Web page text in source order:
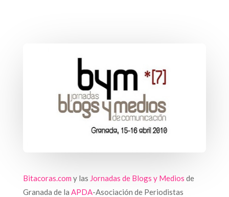
Bitacoras.com y las Jornadas de Blogs y Medios de
Granada de la APDA-Asociación de Periodistas